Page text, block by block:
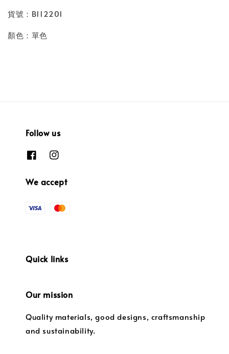
貨號：B112201
顏色：單色
Follow us
We accept
Quick links
Our mission
Quality materials, good designs, craftsmanship
and sustainability.